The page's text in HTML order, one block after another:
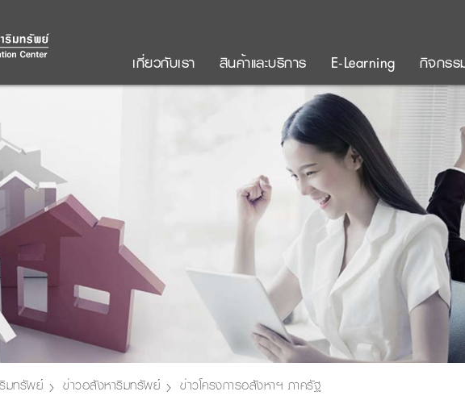
เกี่ยวกับเรา สินค้าและบริการ E-Learning กิจกรร
มทรัพย์ ข่าวอสังหาริมทรัพย์ ข่าวโครงการอสังหาฯ ภาครัฐ